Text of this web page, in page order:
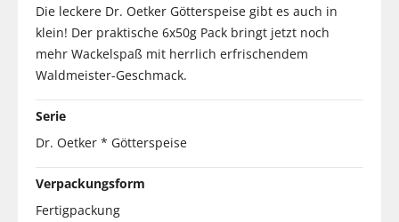
Die leckere Dr. Oetker Götterspeise gibt es auch in
klein! Der praktische 6x50g Pack bringt jetzt noch
mehr Wackelspaß mit herrlich erfrischendem
Waldmeister-Geschmack.
Serie
Dr. Oetker * Götterspeise
Verpackungsform
Fertigpackung